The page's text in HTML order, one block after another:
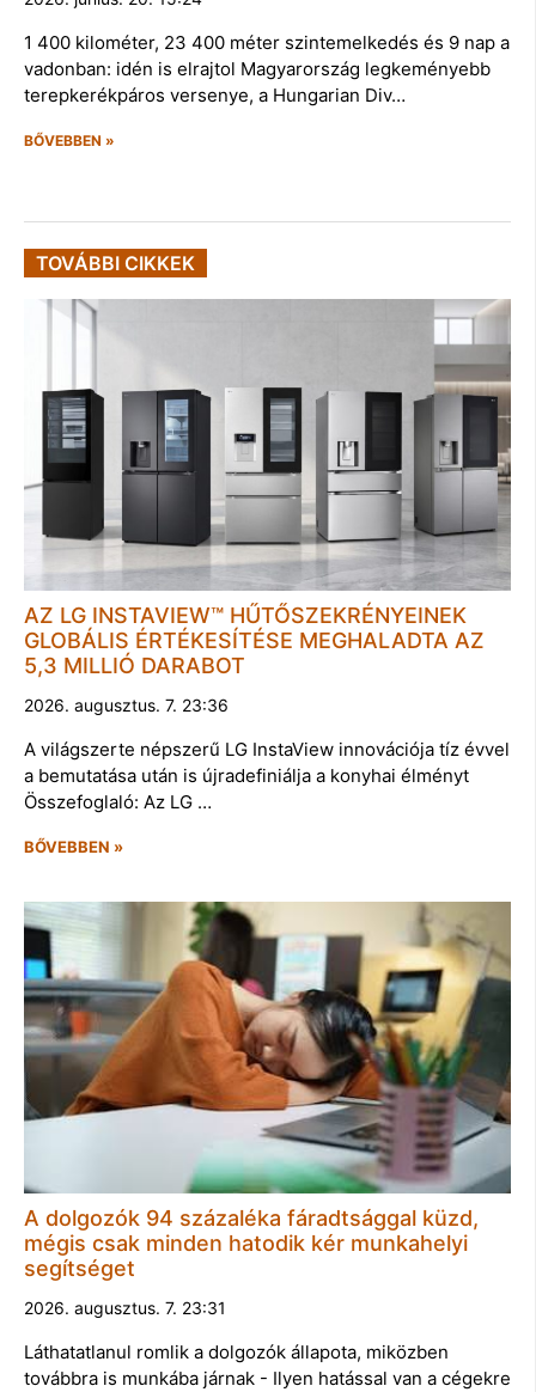
1 400 kilométer, 23 400 méter szintemelkedés és 9 nap a
vadonban: idén is elrajtol Magyarország legkeményebb
terepkerékpáros versenye, a Hungarian Div…
BŐVEBBEN »
TOVÁBBI CIKKEK
AZ LG INSTAVIEW™ HŰTŐSZEKRÉNYEINEK
GLOBÁLIS ÉRTÉKESÍTÉSE MEGHALADTA AZ
5,3 MILLIÓ DARABOT
2026. augusztus. 7. 23:36
A világszerte népszerű LG InstaView innovációja tíz évvel
a bemutatása után is újradefiniálja a konyhai élményt
Összefoglaló: Az LG …
BŐVEBBEN »
A dolgozók 94 százaléka fáradtsággal küzd,
mégis csak minden hatodik kér munkahelyi
segítséget
2026. augusztus. 7. 23:31
Láthatatlanul romlik a dolgozók állapota, miközben
továbbra is munkába járnak - Ilyen hatással van a cégekre